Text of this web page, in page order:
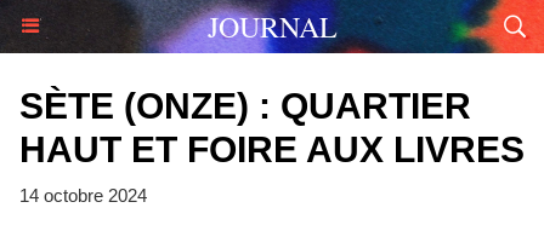
JOURNAL
SÈTE (ONZE) : QUARTIER
HAUT ET FOIRE AUX LIVRES
14 octobre 2024